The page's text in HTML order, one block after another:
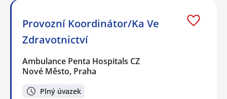
Provozní Koordinátor/Ka Ve
Zdravotnictví
Ambulance Penta Hospitals CZ
Nové Město, Praha
Plný úvazek